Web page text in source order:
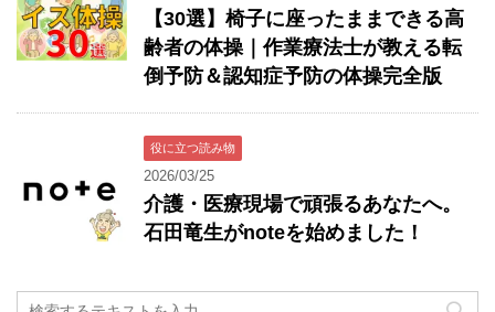
【30選】椅子に座ったままできる高
齢者の体操｜作業療法士が教える転
倒予防＆認知症予防の体操完全版
役に立つ読み物
2026/03/25
介護・医療現場で頑張るあなたへ。
石田竜生がnoteを始めました！